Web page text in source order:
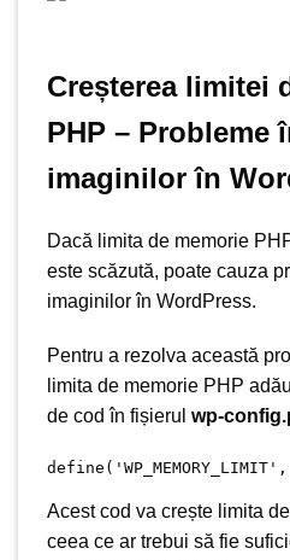
Creșterea limitei
PHP – Probleme
imaginilor în
Dacă limita de memorie
este scăzută, poate cauza
imaginilor în WordPress.
Pentru a rezolva această
limita de memorie PHP
de cod în fișierul wp-
Acest cod va crește limita
ceea ce ar trebui să fie